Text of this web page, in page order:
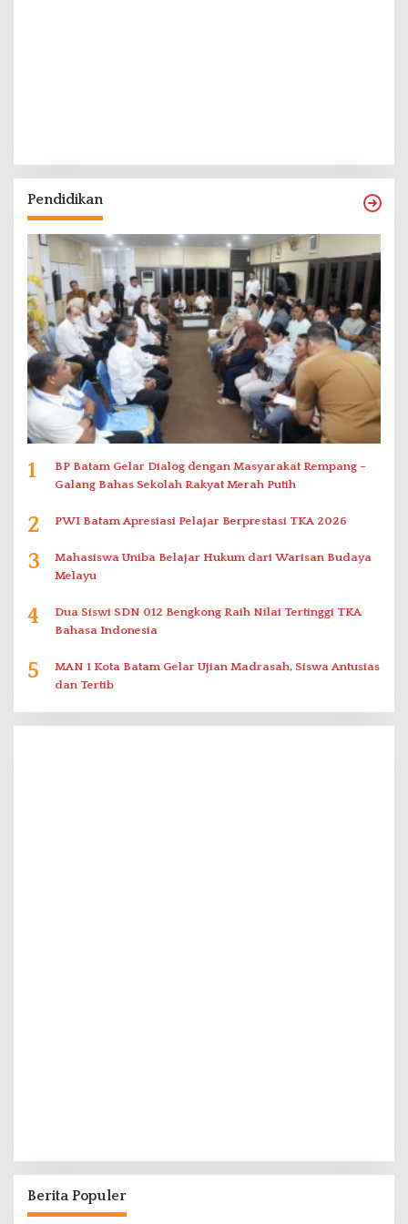
Pendidikan
1
BP Batam Gelar Dialog dengan Masyarakat Rempang –
Galang Bahas Sekolah Rakyat Merah Putih
2 PWI Batam Apresiasi Pelajar Berprestasi TKA 2026
3
Mahasiswa Uniba Belajar Hukum dari Warisan Budaya
Melayu
4
Dua Siswi SDN 012 Bengkong Raih Nilai Tertinggi TKA
Bahasa Indonesia
5
MAN 1 Kota Batam Gelar Ujian Madrasah, Siswa Antusias
dan Tertib
Berita Populer